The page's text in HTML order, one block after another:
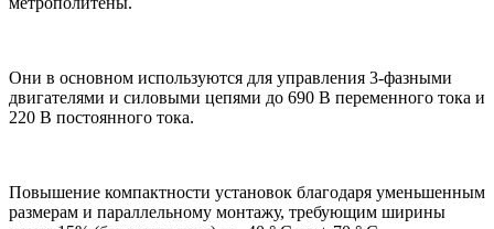
Они в основном используются для управления 3-фазными
двигателями и силовыми цепями до 690 В переменного тока и
220 В постоянного тока.
Повышение компактности установок благодаря уменьшенным
размерам и параллельному монтажу, требующим ширины